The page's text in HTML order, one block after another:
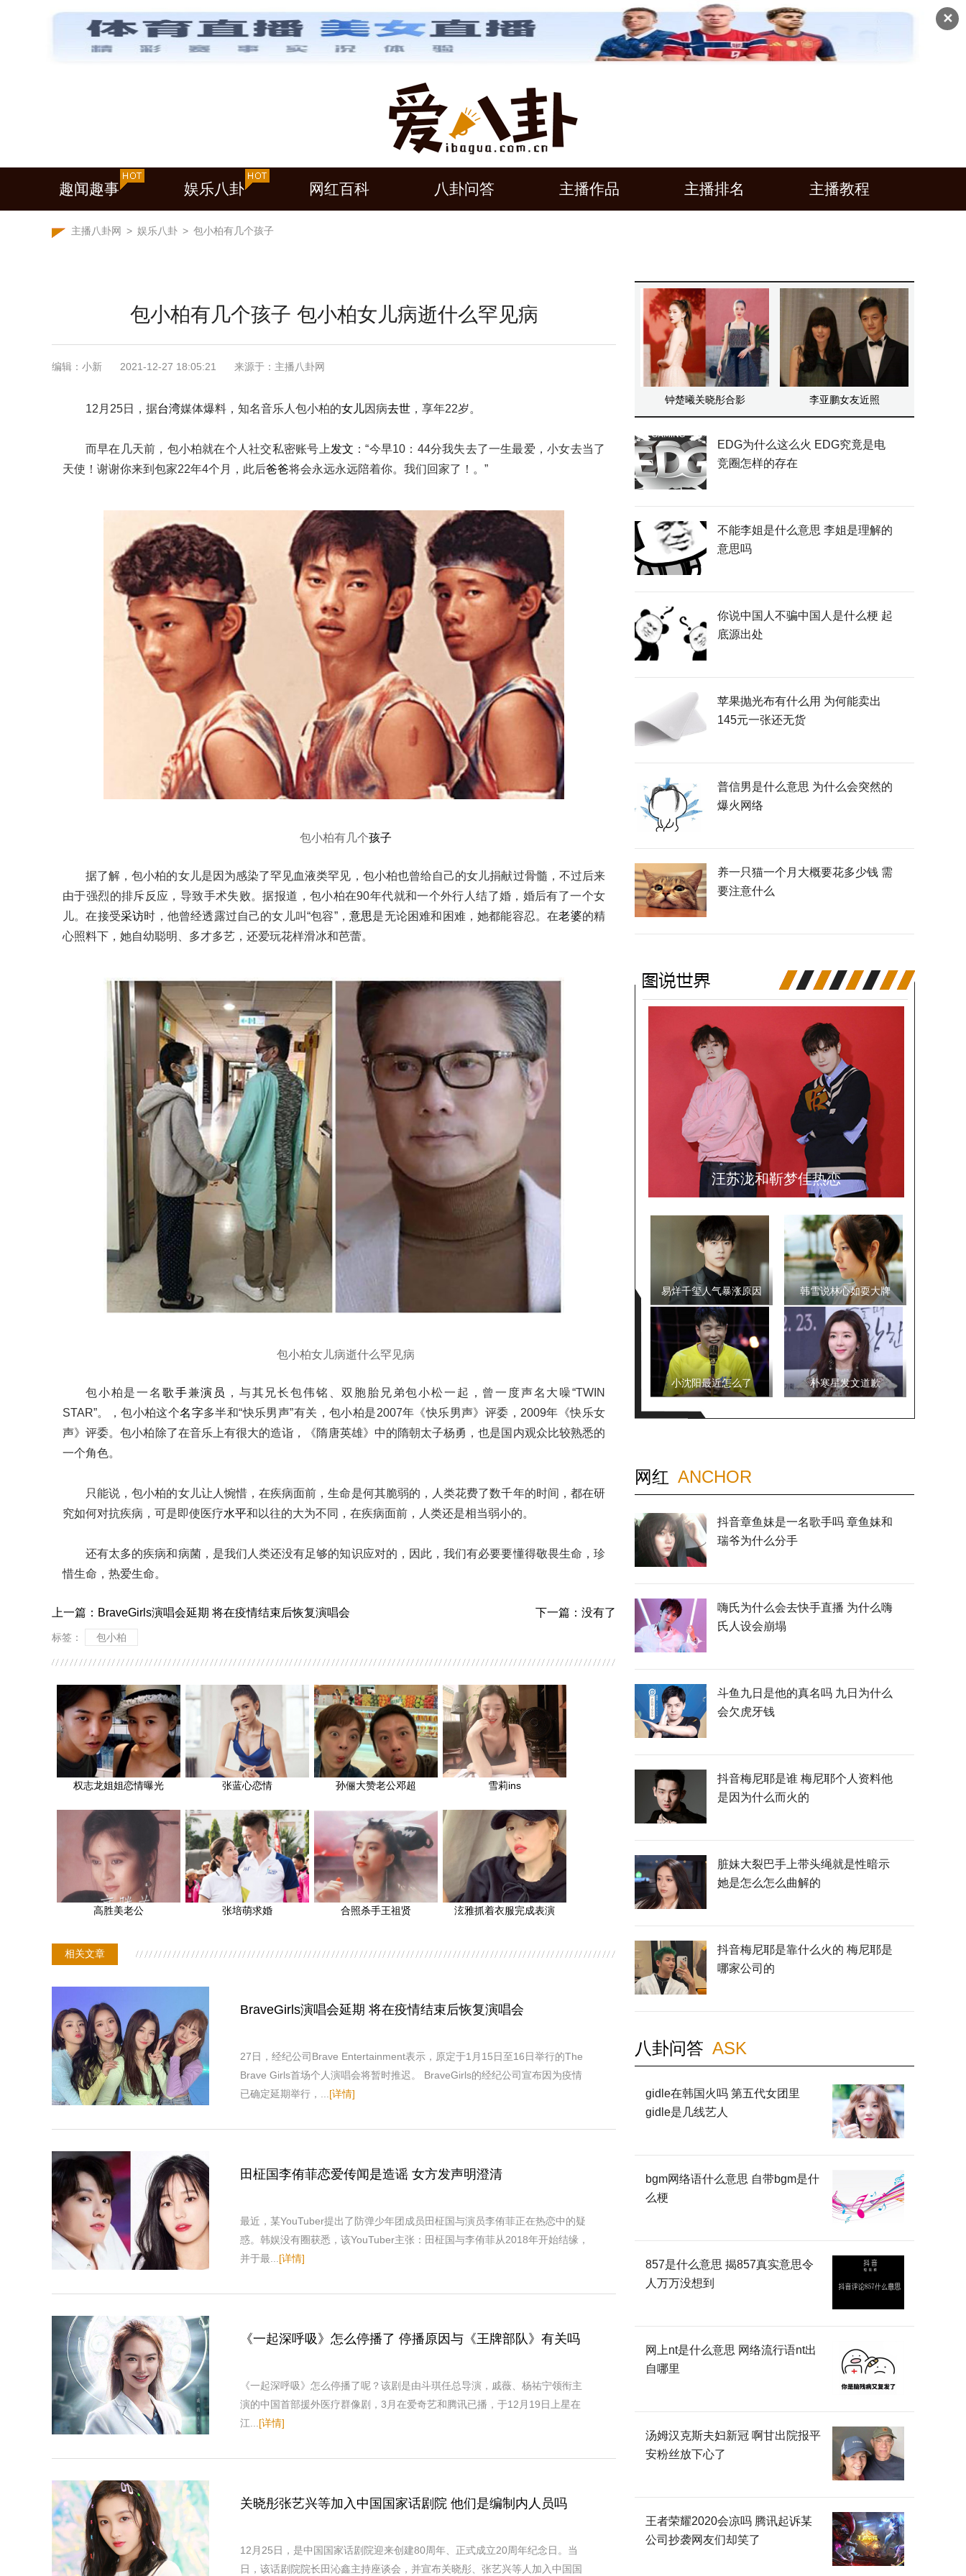
✕
趣闻趣事 娱乐八卦 网红百科 八卦问答 主播作品 主播排名 主播教程
主播八卦网 > 娱乐八卦 > 包小柏有几个孩子
包小柏有几个孩子 包小柏女儿病逝什么罕见病
编辑：小新 2021-12-27 18:05:21 来源于：主播八卦网
12月25日，据台湾媒体爆料，知名音乐人包小柏的女儿因病去世 ，享年22岁。
而早在几天前，包小柏就在个人社交私密账号上发文 ：“今早10：44分我失去了一生最爱，小女去当了
天使！谢谢你来到包家22年4个月，此后爸爸将会永远永远陪着你。我们回家了！。”
包小柏有几个孩子
据了解，包小柏的女儿是因为感染了罕见血液类罕见，包小柏也曾给自己的女儿捐献过骨髓，不过后来
由于强烈的排斥反应，导致手术失败。据报道，包小柏在90年代就和一个外行人结了婚，婚后有了一个女
儿。在接受采访时，他曾经透露过自己的女儿叫“包容”， 意思是无论困难和困难，她都能容忍。在老婆的精
心照料下，她自幼聪明、多才多艺，还爱玩花样滑冰和芭蕾。
包小柏女儿病逝什么罕见病
包小柏是一名 歌手兼演员 ，与其兄长包伟铭、双胞胎兄弟包小松一起，曾一度声名大噪“TWIN
STAR”。，包小柏这个名字多半和“快乐男声”有关，包小柏是2007年《快乐男声》评委，2009年《快乐女
声》评委。包小柏除了在音乐上有很大的造诣，《隋唐英雄》中的隋朝太子杨勇，也是国内观众比较熟悉的
一个角色。
只能说，包小柏的女儿让人惋惜，在疾病面前，生命是何其脆弱的，人类花费了数千年的时间，都在研
究如何对抗疾病，可是即使医疗水平和以往的大为不同，在疾病面前，人类还是相当弱小的。
还有太多的疾病和病菌，是我们人类还没有足够的知识应对的，因此，我们有必要要懂得敬畏生命，珍
惜生命，热爱生命。
上一篇： BraveGirls演唱会延期 将在疫情结束后恢复演唱会 下一篇：没有了
标签： 包小柏
权志龙姐姐恋情曝光 张蓝心恋情 孙俪大赞老公邓超 雪莉ins
高胜美老公 张培萌求婚 合照杀手王祖贤 泫雅抓着衣服完成表演
相关文章
BraveGirls演唱会延期 将在疫情结束后恢复演唱会
27日，经纪公司Brave Entertainment表示，原定于1月15日至16日举行的The
Brave Girls首场个人演唱会将暂时推迟。 BraveGirls的经纪公司宣布因为疫情
已确定延期举行，...[详情]
田柾国李侑菲恋爱传闻是造谣 女方发声明澄清
最近，某YouTuber提出了防弹少年团成员田柾国与演员李侑菲正在热恋中的疑
惑。韩娱没有圈获悉，该YouTuber主张：田柾国与李侑菲从2018年开始结缘，
并于最...[详情]
《一起深呼吸》怎么停播了 停播原因与《王牌部队》有关吗
《一起深呼吸》怎么停播了呢？该剧是由斗琪任总导演，戚薇、杨祐宁领衔主
演的中国首部援外医疗群像剧，3月在爱奇艺和腾讯已播，于12月19日上星在
江...[详情]
关晓彤张艺兴等加入中国国家话剧院 他们是编制内人员吗
12月25日，是中国国家话剧院迎来创建80周年、正式成立20周年纪念日。当
日，该话剧院院长田沁鑫主持座谈会，并宣布关晓彤、张艺兴等人加入中国国
钟楚曦关晓彤合影 李亚鹏女友近照
EDG为什么这么火 EDG究竟是电
竞圈怎样的存在
不能李姐是什么意思 李姐是理解的
意思吗
你说中国人不骗中国人是什么梗 起
底源出处
苹果抛光布有什么用 为何能卖出
145元一张还无货
普信男是什么意思 为什么会突然的
爆火网络
养一只猫一个月大概要花多少钱 需
要注意什么
汪苏泷和靳梦佳热恋
易烊千玺人气暴涨原因 韩雪说林心如耍大牌
小沈阳最近怎么了 朴寒星发文道歉
网红 ANCHOR
抖音章鱼妹是一名歌手吗 章鱼妹和
瑞爷为什么分手
嗨氏为什么会去快手直播 为什么嗨
氏人设会崩塌
斗鱼九日是他的真名吗 九日为什么
会欠虎牙钱
抖音梅尼耶是谁 梅尼耶个人资料他
是因为什么而火的
脏妹大裂巴手上带头绳就是性暗示
她是怎么怎么曲解的
抖音梅尼耶是靠什么火的 梅尼耶是
哪家公司的
八卦问答 ASK
gidle在韩国火吗 第五代女团里
gidle是几线艺人
bgm网络语什么意思 自带bgm是什
么梗
857是什么意思 揭857真实意思令
人万万没想到
网上nt是什么意思 网络流行语nt出
自哪里
汤姆汉克斯夫妇新冠 啊甘出院报平
安粉丝放下心了
王者荣耀2020会凉吗 腾讯起诉某
公司抄袭网友们却笑了